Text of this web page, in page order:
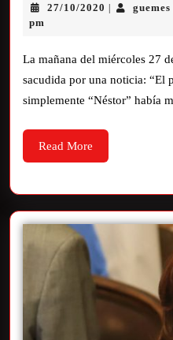
27/10/2020 guemes
pm
La mañana del miércoles 27
sacudida por una noticia: “El
simplemente “Néstor” había
Read More